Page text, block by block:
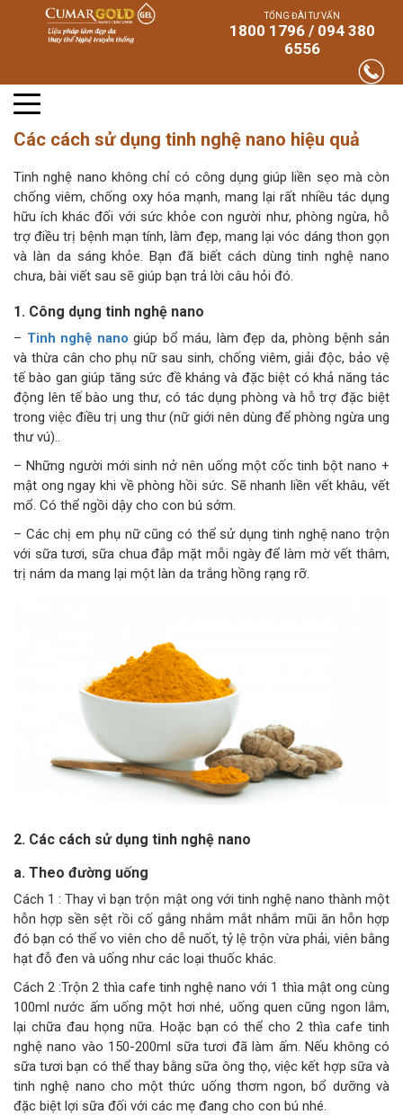
TỔNG ĐÀI TƯ VẤN
1800 1796 / 094 380
6556
Các cách sử dụng tinh nghệ nano hiệu quả
Tinh nghệ nano không chỉ có công dụng giúp liền sẹo mà còn
chống viêm, chống oxy hóa mạnh, mang lại rất nhiều tác dụng
hữu ích khác đối với sức khỏe con người như, phòng ngừa, hỗ
trợ điều trị bệnh mạn tính, làm đẹp, mang lại vóc dáng thon gọn
và làn da sáng khỏe. Bạn đã biết cách dùng tinh nghệ nano
chưa, bài viết sau sẽ giúp bạn trả lời câu hỏi đó.
1. Công dụng tinh nghệ nano
– Tinh nghệ nano giúp bổ máu, làm đẹp da, phòng bệnh sản
và thừa cân cho phụ nữ sau sinh, chống viêm, giải độc, bảo vệ
tế bào gan giúp tăng sức đề kháng và đặc biệt có khả năng tác
động lên tế bào ung thư, có tác dụng phòng và hỗ trợ đặc biệt
trong việc điều trị ung thư (nữ giới nên dùng để phòng ngừa ung
thư vú)..
– Những người mới sinh nở nên uống một cốc tinh bột nano +
mật ong ngay khi về phòng hồi sức. Sẽ nhanh liền vết khâu, vết
mổ. Có thể ngồi dậy cho con bú sớm.
– Các chị em phụ nữ cũng có thể sử dụng tinh nghệ nano trộn
với sữa tươi, sữa chua đắp mặt mỗi ngày để làm mờ vết thâm,
trị nám da mang lại một làn da trắng hồng rạng rỡ.
2. Các cách sử dụng tinh nghệ nano
a. Theo đường uống
Cách 1 : Thay vì bạn trộn mật ong với tinh nghệ nano thành một
hỗn hợp sền sệt rồi cố gắng nhắm mắt nhắm mũi ăn hỗn hợp
đó bạn có thể vo viên cho dễ nuốt, tỷ lệ trộn vừa phải, viên bằng
hạt đỗ đen và uống như các loại thuốc khác.
Cách 2 :Trộn 2 thìa cafe tinh nghệ nano với 1 thìa mật ong cùng
100ml nước ấm uống một hơi nhé, uống quen cũng ngon lắm,
lại chữa đau họng nữa. Hoặc bạn có thể cho 2 thìa cafe tinh
nghệ nano vào 150-200ml sữa tươi đã làm ấm. Nếu không có
sữa tươi bạn có thể thay bằng sữa ông thọ, việc kết hợp sữa và
tinh nghệ nano cho một thức uống thơm ngon, bổ dưỡng và
đặc biệt lợi sữa đối với các mẹ đang cho con bú nhé.